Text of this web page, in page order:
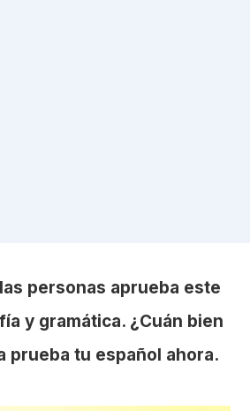
personas aprueba este
y gramática. ¿Cuán bien
prueba tu español ahora.